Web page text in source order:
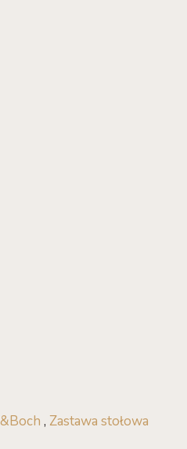
, Zastawa stołowa